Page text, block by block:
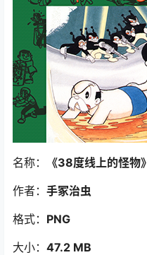
名称：
《38度线上的怪物》
作者： 手冢治虫
格式： PNG
大小： 47.2 MB